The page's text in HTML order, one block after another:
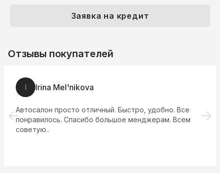
Заявка на кредит
Отзывы покупателей
I Irina Mel'nikova
Автосалон просто отличный. Быстро, удобно. Все
понравилось. Спасибо большое менджерам. Всем
советую..